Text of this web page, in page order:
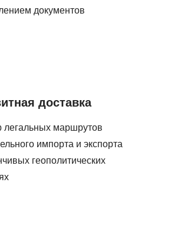
документов
доставка
легальных маршрутов
импорта и экспорта
геополитических